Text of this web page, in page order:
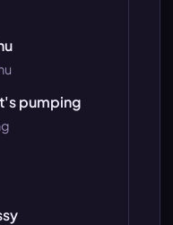
pumping